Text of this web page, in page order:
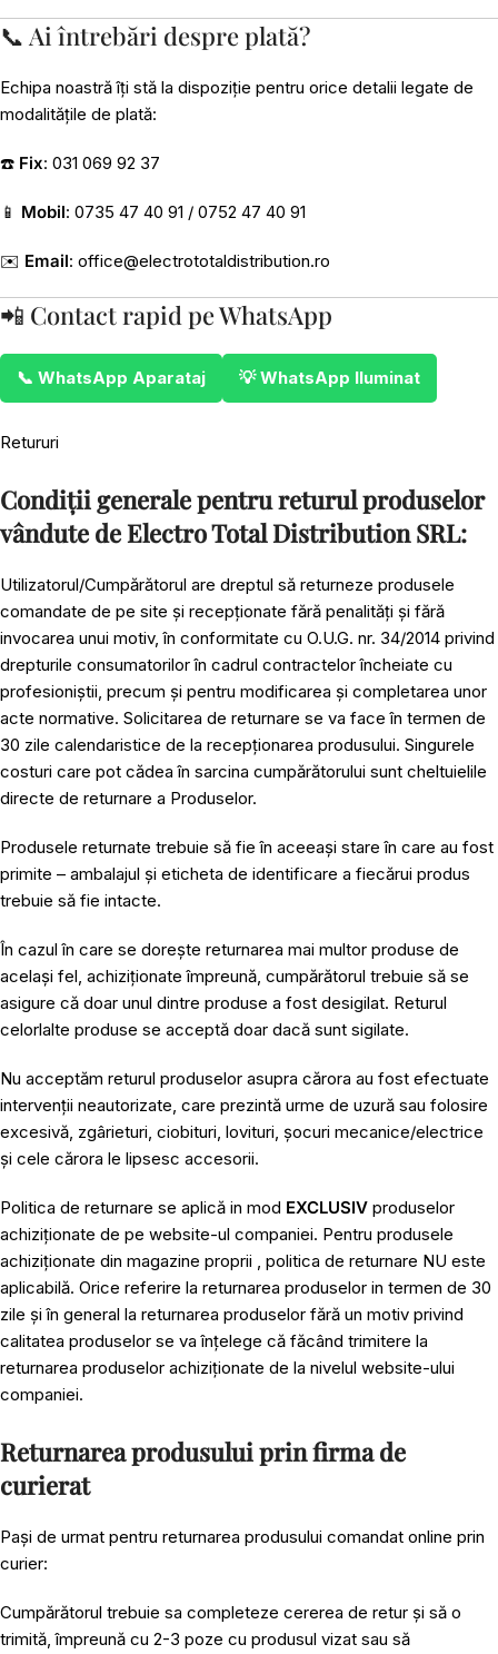
📞 Ai întrebări despre plată?
Echipa noastră îți stă la dispoziție pentru orice detalii legate de
modalitățile de plată:
☎️ Fix: 031 069 92 37
📱 Mobil: 0735 47 40 91 / 0752 47 40 91
✉️ Email: office@electrototaldistribution.ro
📲 Contact rapid pe WhatsApp
📞 WhatsApp Aparataj 💡 WhatsApp Iluminat
Retururi
Condiții generale pentru returul produselor
vândute de Electro Total Distribution SRL:
Utilizatorul/Cumpărătorul are dreptul să returneze produsele
comandate de pe site și recepționate fără penalități și fără
invocarea unui motiv, în conformitate cu O.U.G. nr. 34/2014 privind
drepturile consumatorilor în cadrul contractelor încheiate cu
profesioniștii, precum și pentru modificarea și completarea unor
acte normative. Solicitarea de returnare se va face în termen de
30 zile calendaristice de la recepționarea produsului. Singurele
costuri care pot cădea în sarcina cumpărătorului sunt cheltuielile
directe de returnare a Produselor.
Produsele returnate trebuie să fie în aceeași stare în care au fost
primite – ambalajul și eticheta de identificare a fiecărui produs
trebuie să fie intacte.
În cazul în care se dorește returnarea mai multor produse de
același fel, achiziționate împreună, cumpărătorul trebuie să se
asigure că doar unul dintre produse a fost desigilat. Returul
celorlalte produse se acceptă doar dacă sunt sigilate.
Nu acceptăm returul produselor asupra cărora au fost efectuate
intervenții neautorizate, care prezintă urme de uzură sau folosire
excesivă, zgârieturi, ciobituri, lovituri, șocuri mecanice/electrice
și cele cărora le lipsesc accesorii.
Politica de returnare se aplică in mod EXCLUSIV produselor
achiziționate de pe website-ul companiei. Pentru produsele
achiziționate din magazine proprii , politica de returnare NU este
aplicabilă. Orice referire la returnarea produselor in termen de 30
zile și în general la returnarea produselor fără un motiv privind
calitatea produselor se va înțelege că făcând trimitere la
returnarea produselor achiziționate de la nivelul website-ului
companiei.
Returnarea produsului prin firma de
curierat
Pași de urmat pentru returnarea produsului comandat online prin
curier:
Cumpărătorul trebuie sa completeze cererea de retur și să o
trimită, împreună cu 2-3 poze cu produsul vizat sau să